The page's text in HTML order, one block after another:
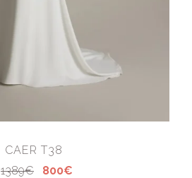
CAER T38
1389€
800€